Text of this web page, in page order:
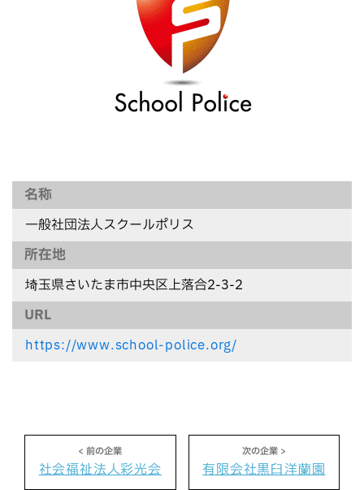
名称
一般社団法人スクールポリス
所在地
埼玉県さいたま市中央区上落合2-3-2
URL
https://www.school-police.org/
社会福祉法人彩光会 有限会社黒臼洋蘭園